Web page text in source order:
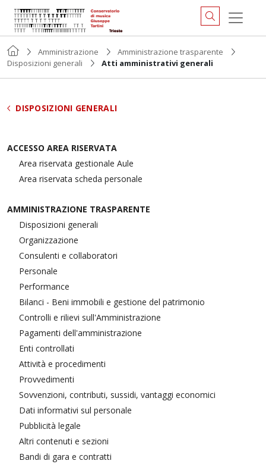
Amministrazione
Amministrazione trasparente
Disposizioni generali
Atti amministrativi generali
DISPOSIZIONI GENERALI
ACCESSO AREA RISERVATA
Area riservata gestionale Aule
Area riservata scheda personale
AMMINISTRAZIONE TRASPARENTE
Disposizioni generali
Organizzazione
Consulenti e collaboratori
Personale
Performance
Bilanci - Beni immobili e gestione del patrimonio
Controlli e rilievi sull'Amministrazione
Pagamenti dell'amministrazione
Enti controllati
Attività e procedimenti
Provvedimenti
Sovvenzioni, contributi, sussidi, vantaggi economici
Dati informativi sul personale
Pubblicità legale
Altri contenuti e sezioni
Bandi di gara e contratti